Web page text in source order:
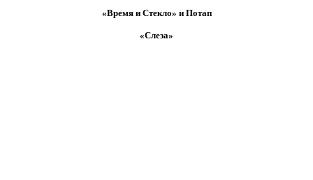
«Время и Стекло» и Потап
«Слеза»